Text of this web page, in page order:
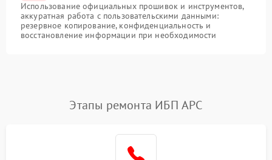
Использование официальных прошивок и инструментов,
аккуратная работа с пользовательскими данными:
резервное копирование, конфиденциальность и
восстановление информации при необходимости
Этапы ремонта ИБП APC